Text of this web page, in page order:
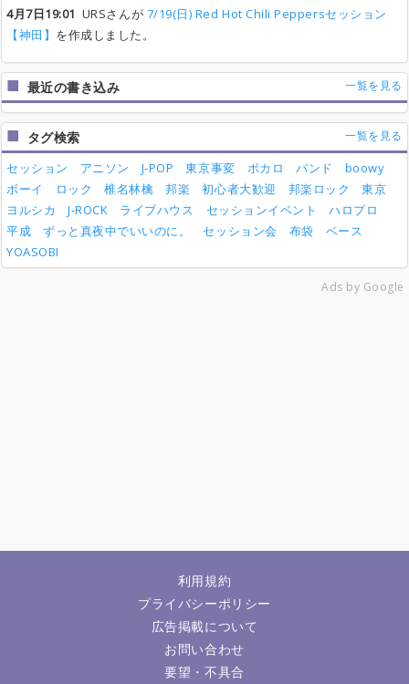
4月7日19:01 URSさんが 7/19(日) Red Hot Chili Peppersセッション
【神田】 を作成しました。
最近の書き込み 一覧を見る
タグ検索 一覧を見る
セッション アニソン J-POP 東京事変 ボカロ バンド
boowy
ボーイ
ロック 椎名林檎 邦楽 初心者大歓迎 邦楽ロック
東京
ヨルシカ
J-ROCK ライブハウス セッションイベント
ハロプロ
平成
ずっと真夜中でいいのに。 セッション会 布袋
ベース
YOASOBI
Ads by Google
利用規約
プライバシーポリシー
広告掲載について
お問い合わせ
要望・不具合